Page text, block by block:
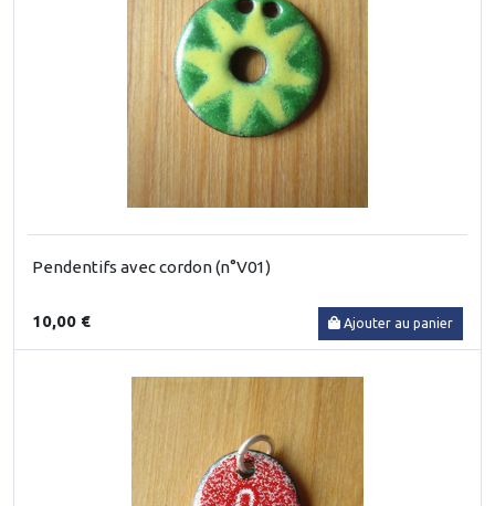
Pendentifs avec cordon (n°V01)
10,00 € Ajouter au panier